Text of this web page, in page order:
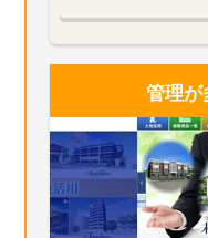
管理が